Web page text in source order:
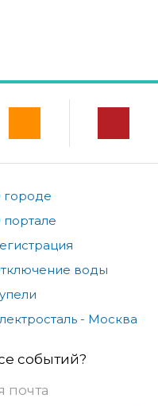
городе
воды
- Москва
событий?